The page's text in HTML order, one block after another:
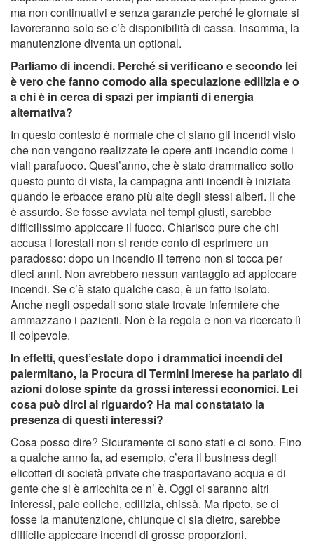
ma non continuativi e senza garanzie perché le giornate si
lavoreranno solo se c’è disponibilità di cassa. Insomma, la
manutenzione diventa un optional.
Parliamo di incendi. Perché si verificano e secondo lei
è vero che fanno comodo alla speculazione edilizia e o
a chi è in cerca di spazi per impianti di energia
alternativa?
In questo contesto è normale che ci siano gli incendi visto
che non vengono realizzate le opere anti incendio come i
viali parafuoco. Quest’anno, che è stato drammatico sotto
questo punto di vista, la campagna anti incendi è iniziata
quando le erbacce erano più alte degli stessi alberi. Il che
è assurdo. Se fosse avviata nei tempi giusti, sarebbe
difficilissimo appiccare il fuoco. Chiarisco pure che chi
accusa i forestali non si rende conto di esprimere un
paradosso: dopo un incendio il terreno non si tocca per
dieci anni. Non avrebbero nessun vantaggio ad appiccare
incendi. Se c’è stato qualche caso, è un fatto isolato.
Anche negli ospedali sono state trovate infermiere che
ammazzano i pazienti. Non è la regola e non va ricercato lì
il colpevole.
In effetti, quest’estate dopo i drammatici incendi del
palermitano, la Procura di Termini Imerese ha parlato di
azioni dolose spinte da grossi interessi economici. Lei
cosa può dirci al riguardo? Ha mai constatato la
presenza di questi interessi?
Cosa posso dire? Sicuramente ci sono stati e ci sono. Fino
a qualche anno fa, ad esempio, c’era il business degli
elicotteri di società private che trasportavano acqua e di
gente che si è arricchita ce n’ è. Oggi ci saranno altri
interessi, pale eoliche, edilizia, chissà. Ma ripeto, se ci
fosse la manutenzione, chiunque ci sia dietro, sarebbe
difficile appiccare incendi di grosse proporzioni.